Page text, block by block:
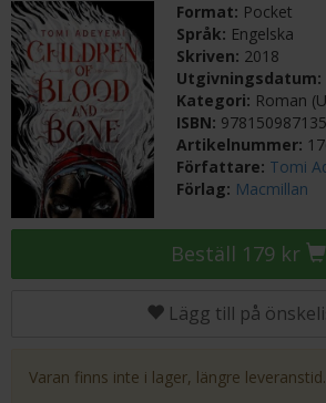
Format: Pocket
Språk: Engelska
Skriven: 2018
Utgivningsdatum:
Kategori: Roman
ISBN:
Artikelnummer:
Författare: Tomi
Förlag: Macmillan
Beställ 179 kr
Lägg till på
Varan finns inte i lager, längre leveranstid.